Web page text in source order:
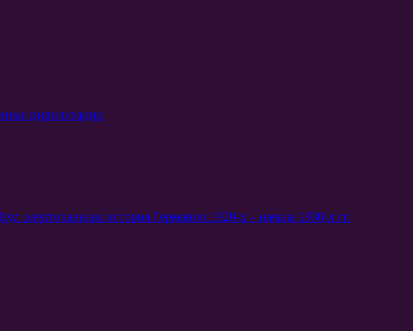
цивилизации
электоральная история Германии 1920-х – начала 1930-х гг.